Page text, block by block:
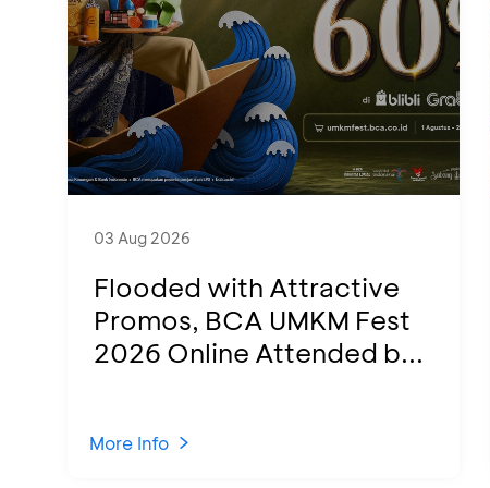
03 Aug 2026
Flooded with Attractive
Promos, BCA UMKM Fest
2026 Online Attended b...
More Info